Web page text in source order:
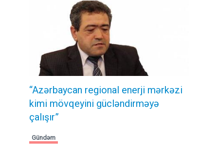
“Azərbaycan regional enerji mərkəzi
kimi mövqeyini gücləndirməyə
çalışır”
Gündəm